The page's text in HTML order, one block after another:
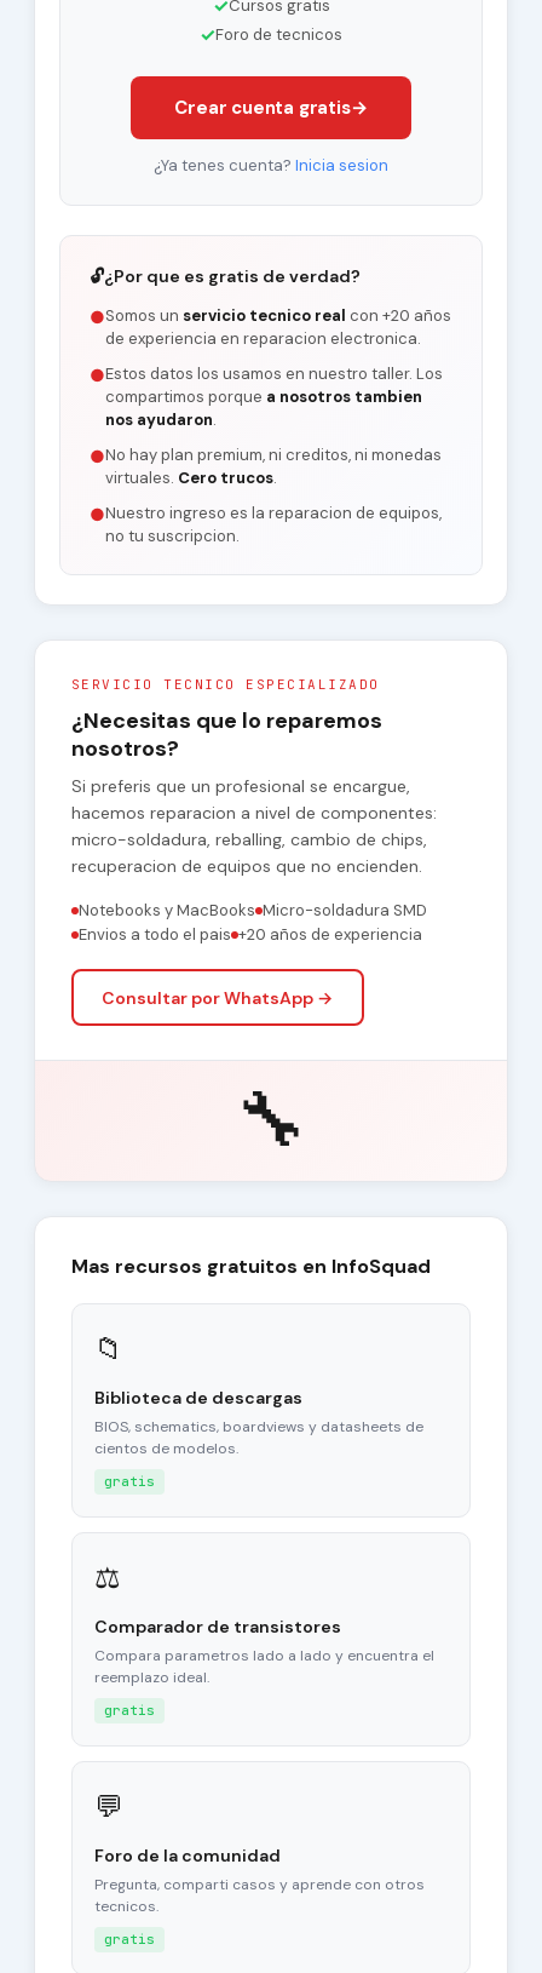
✓Cursos gratis
✓Foro de tecnicos
Crear cuenta gratis→
¿Ya tenes cuenta? Inicia sesion
🔓¿Por que es gratis de verdad?
●Somos un servicio tecnico real con +20 años
de experiencia en reparacion electronica.
●Estos datos los usamos en nuestro taller. Los
compartimos porque a nosotros tambien
nos ayudaron.
●No hay plan premium, ni creditos, ni monedas
virtuales. Cero trucos.
●Nuestro ingreso es la reparacion de equipos,
no tu suscripcion.
SERVICIO TECNICO ESPECIALIZADO
¿Necesitas que lo reparemos
nosotros?
Si preferis que un profesional se encargue,
hacemos reparacion a nivel de componentes:
micro-soldadura, reballing, cambio de chips,
recuperacion de equipos que no encienden.
Notebooks y MacBooks Micro-soldadura SMD
Envios a todo el pais +20 años de experiencia
Consultar por WhatsApp →
🔧
Mas recursos gratuitos en InfoSquad
📁
Biblioteca de descargas
BIOS, schematics, boardviews y datasheets de
cientos de modelos.
gratis
⚖
Comparador de transistores
Compara parametros lado a lado y encuentra el
reemplazo ideal.
gratis
💬
Foro de la comunidad
Pregunta, comparti casos y aprende con otros
tecnicos.
gratis